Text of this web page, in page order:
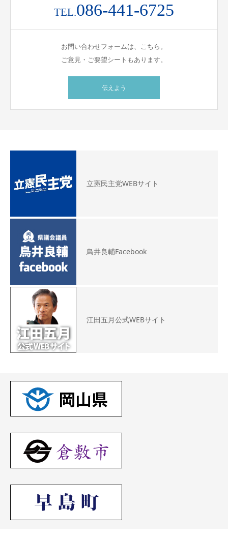
TEL.086-441-6725
お問い合わせフォームは、こちら。
ご意見・ご要望シートもあります。
伝えよう
立憲民主党WEBサイト
鳥井良輔Facebook
江田五月公式WEBサイト